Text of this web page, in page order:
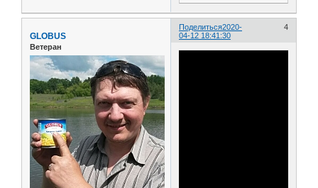
Поделиться 4
2020-
04-12 18:41:30
GLOBUS
Ветеран